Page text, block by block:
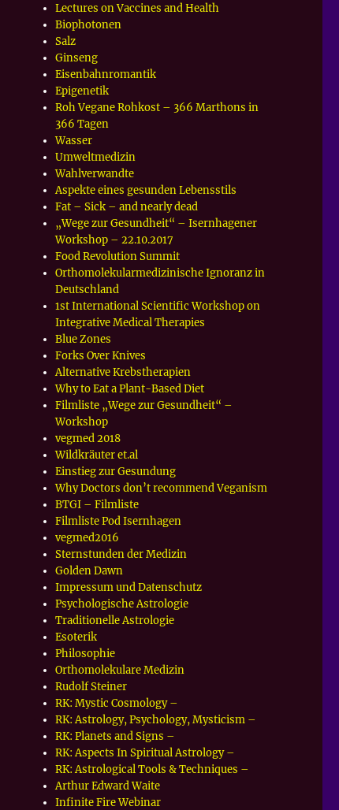
Lectures on Vaccines and Health
Biophotonen
Salz
Ginseng
Eisenbahnromantik
Epigenetik
Roh Vegane Rohkost – 366 Marthons in
366 Tagen
Wasser
Umweltmedizin
Wahlverwandte
Aspekte eines gesunden Lebensstils
Fat – Sick – and nearly dead
„Wege zur Gesundheit“ – Isernhagener
Workshop – 22.10.2017
Food Revolution Summit
Orthomolekularmedizinische Ignoranz in
Deutschland
1st International Scientific Workshop on
Integrative Medical Therapies
Blue Zones
Forks Over Knives
Alternative Krebstherapien
Why to Eat a Plant-Based Diet
Filmliste „Wege zur Gesundheit“ –
Workshop
vegmed 2018
Wildkräuter et.al
Einstieg zur Gesundung
Why Doctors don’t recommend Veganism
BTGI – Filmliste
Filmliste Pod Isernhagen
vegmed2016
Sternstunden der Medizin
Golden Dawn
Impressum und Datenschutz
Psychologische Astrologie
Traditionelle Astrologie
Esoterik
Philosophie
Orthomolekulare Medizin
Rudolf Steiner
RK: Mystic Cosmology –
RK: Astrology, Psychology, Mysticism –
RK: Planets and Signs –
RK: Aspects In Spiritual Astrology –
RK: Astrological Tools & Techniques –
Arthur Edward Waite
Infinite Fire Webinar